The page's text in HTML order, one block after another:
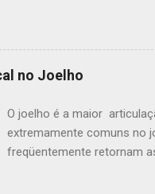
do cálcio no
ocorre a mineralização
seu médico. A bula sugere
de 30 gotas d...
no Joelho
O joelho é a maior
extremamente comuns no
freqüentemente retornam
lesão do menisco